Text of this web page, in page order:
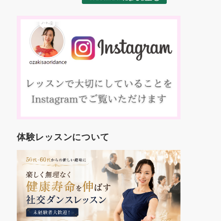
体験レッスンについて